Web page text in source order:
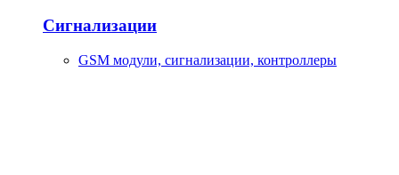
Сигнализации
GSM модули, сигнализации, контроллеры